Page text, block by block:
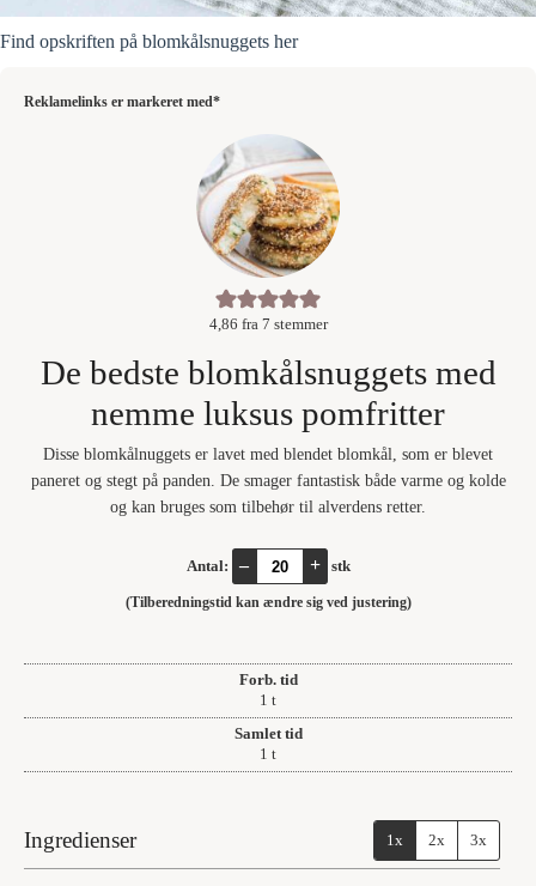
Find opskriften på blomkålsnuggets her
Reklamelinks er markeret med*
4,86 fra 7 stemmer
De bedste blomkålsnuggets med
nemme luksus pomfritter
Disse blomkålnuggets er lavet med blendet blomkål, som er blevet
paneret og stegt på panden. De smager fantastisk både varme og kolde
og kan bruges som tilbehør til alverdens retter.
Antal: – + stk
(Tilberedningstid kan ændre sig ved justering)
Forb. tid
1 time
t
Samlet tid
1 time
t
Ingredienser 1x 2x 3x